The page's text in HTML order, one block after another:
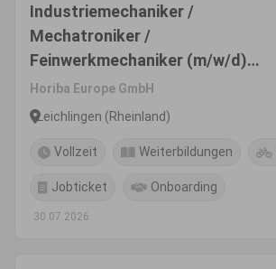
Industriemechaniker /
Mechatroniker /
Feinwerkmechaniker (m/w/d)
für die Gerätemontage
Horiba Europe GmbH
Leichlingen (Rheinland)
Vollzeit Weiterbildungen
Jobticket Onboarding
30.07.2026